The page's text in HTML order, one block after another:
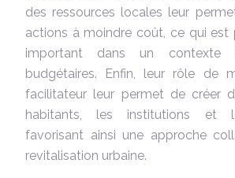
des ressources locales leur
actions à moindre coût, ce qui est
important dans un contexte
budgétaires. Enfin, leur rôle de
facilitateur leur permet de créer
habitants, les institutions et
favorisant ainsi une approche
revitalisation urbaine.